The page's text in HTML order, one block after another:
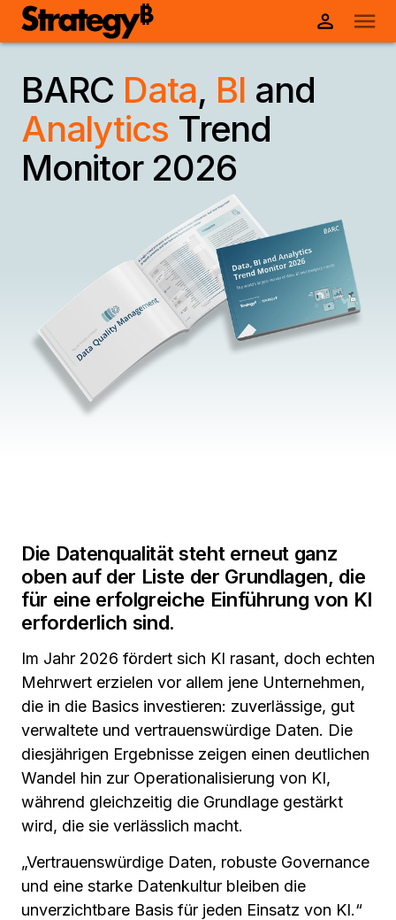
BARC Data, BI and
Analytics Trend
Monitor 2026
Die Datenqualität steht erneut ganz
oben auf der Liste der Grundlagen, die
für eine erfolgreiche Einführung von KI
erforderlich sind.
Im Jahr 2026 fördert sich KI rasant, doch echten
Mehrwert erzielen vor allem jene Unternehmen,
die in die Basics investieren: zuverlässige, gut
verwaltete und vertrauenswürdige Daten. Die
diesjährigen Ergebnisse zeigen einen deutlichen
Wandel hin zur Operationalisierung von KI,
während gleichzeitig die Grundlage gestärkt
wird, die sie verlässlich macht.
„Vertrauenswürdige Daten, robuste Governance
und eine starke Datenkultur bleiben die
unverzichtbare Basis für jeden Einsatz von KI.“